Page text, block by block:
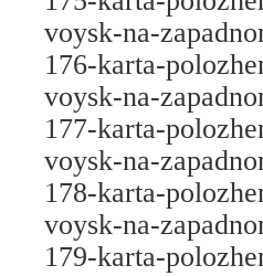
voysk-na-
176-karta-
voysk-na-
177-karta-
voysk-na-
178-karta-
voysk-na-
179-karta-